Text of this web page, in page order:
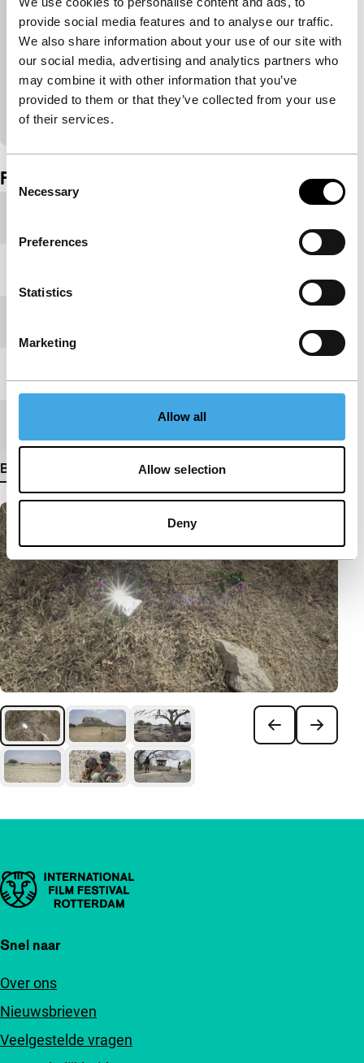
provide social media features and to analyse our traffic.
We also share information about your use of our site with
our social media, advertising and analytics partners who
may combine it with other information that you’ve
provided to them or that they’ve collected from your use
of their services.
Consent
Selection
Necessary
Preferences
Statistics
Marketing
Allow all
Allow selection
Deny
van de marketingcookies.
Cookie-instellingen wijzigen
Bekijk op YouTube
Ingesloten inhoud van YouTube overgeslagen.
Film details
Bekijk meer details
Belangrijke links
Snel naar
Over ons
Nieuwsbrieven
Veelgestelde vragen